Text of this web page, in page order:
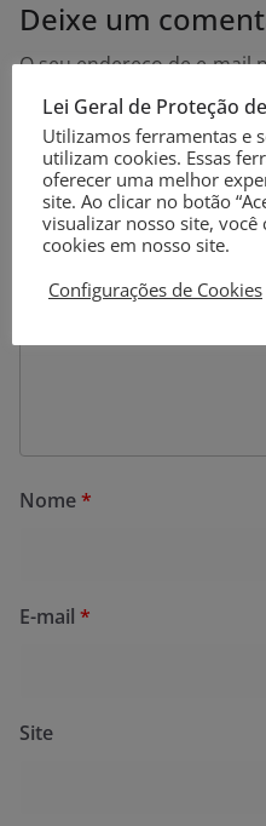
Deixe um
O seu endereço de e-mail
obrigatórios são
Comentário*
Nome*
E-mail *
Site
Lei Geral de Proteção
Utilizamos ferramentas e
utilizam cookies. Essas
oferecer uma melhor
site. Ao clicar no botão
visualizar nosso site, você
cookies em nosso site.
Configurações de Cookies